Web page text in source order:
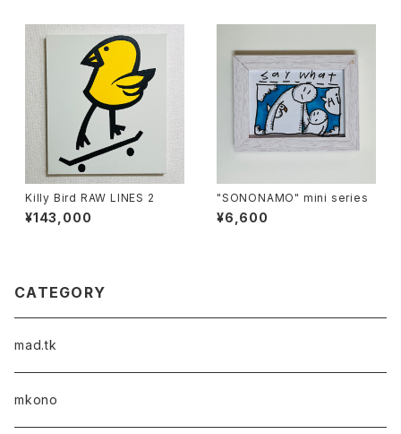
Killy Bird RAW LINES 2
¥143,000
"SONONAMO" mini series
¥6,600
CATEGORY
mad.tk
mkono